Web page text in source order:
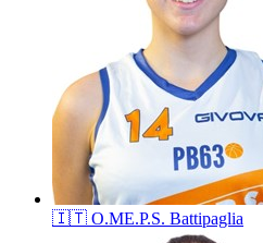
🇮🇹 O.ME.P.S. Battipaglia